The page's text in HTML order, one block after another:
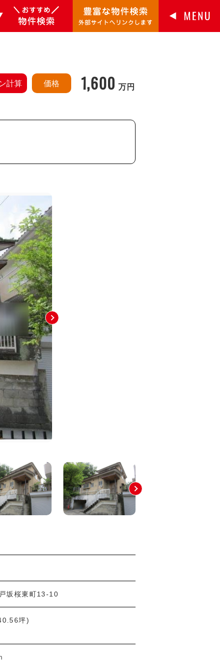
計算 価格 1,600 万円
坂桜東町13-10
坪)